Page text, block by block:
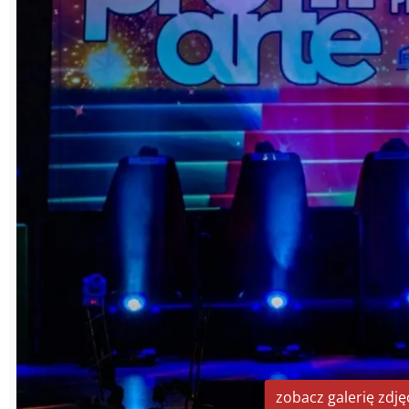
zobacz galerię